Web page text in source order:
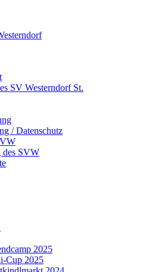
SV Westerndorf St.
/ Datenschutz
des SVW
2025
Cup 2025